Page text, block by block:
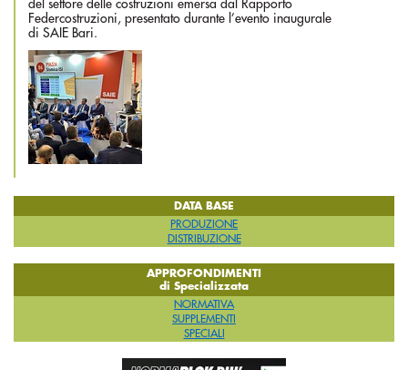
del settore delle costruzioni emersa dal Rapporto
Federcostruzioni, presentato durante l’evento inaugurale
di SAIE Bari.
DATA BASE
PRODUZIONE
DISTRIBUZIONE
APPROFONDIMENTI
di Specializzata
NORMATIVA
SUPPLEMENTI
SPECIALI